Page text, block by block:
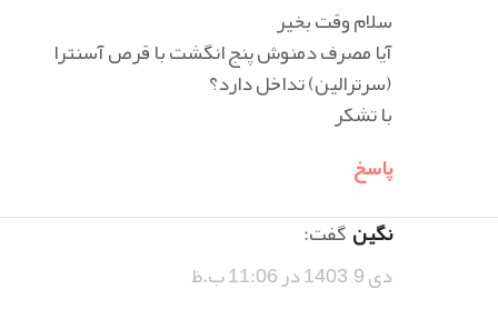
سلام وقت بخیر
آیا مصرف دمنوش پنج انگشت با قرص آسنترا
(سرترالین) تداخل دارد؟
با تشکر
پاسخ
نگینگفت:
دی 9, 1403 در 11:06 ب.ظ